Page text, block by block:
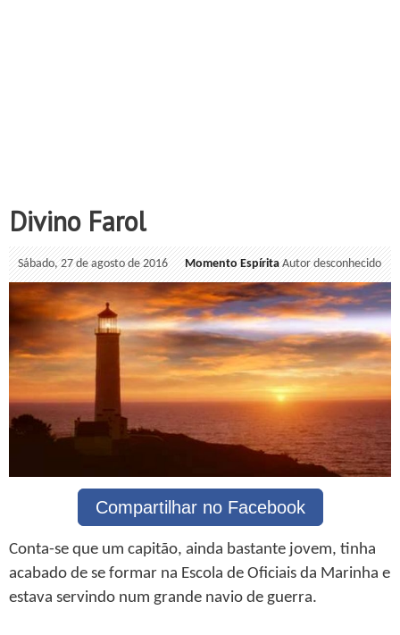
Divino Farol
Sábado, 27 de agosto de 2016 Momento Espírita Autor desconhecido
Compartilhar no Facebook
Conta-se que um capitão, ainda bastante jovem, tinha
acabado de se formar na Escola de Oficiais da Marinha e
estava servindo num grande navio de guerra.